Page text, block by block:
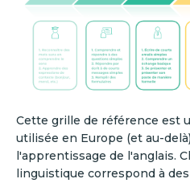
Cette grille de référence est
utilisée en Europe (et au-
l'apprentissage de l'anglais.
linguistique correspond à